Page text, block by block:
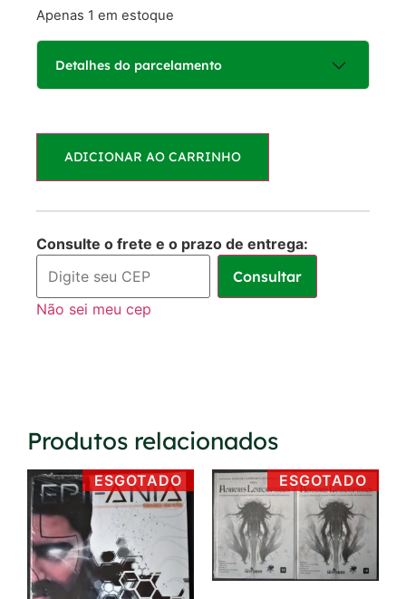
Apenas 1 em estoque
Detalhes do parcelamento
1x deR$250,00
sem juros
sem juros
sem juros
com juros
ADICIONAR AO CARRINHO
Consulte o frete e o prazo de entrega:
Consultar
Não sei meu cep
Produtos relacionados
ESGOTADO ESGOTADO